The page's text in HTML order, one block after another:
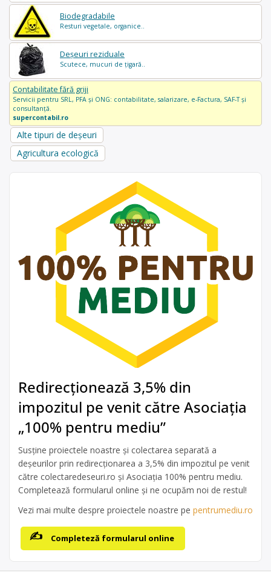
Biodegradabile
Resturi vegetale, organice..
Deșeuri reziduale
Scutece, mucuri de țigară..
Contabilitate fără griji
Servicii pentru SRL, PFA și ONG: contabilitate, salarizare, e-Factura, SAF-T și
consultanță.
supercontabil.ro
Alte tipuri de deșeuri
Agricultura ecologică
Redirecționează 3,5% din
impozitul pe venit către Asociația
„100% pentru mediu”
Susține proiectele noastre și colectarea separată a
deșeurilor prin redirecționarea a 3,5% din impozitul pe venit
către colectaredeseuri.ro și Asociația 100% pentru mediu.
Completează formularul online și ne ocupăm noi de restul!
Vezi mai multe despre proiectele noastre pe pentrumediu.ro
Completeză formularul online